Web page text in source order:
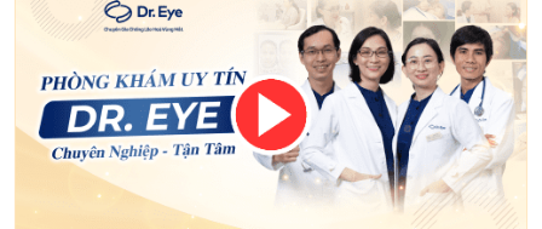
8.1. Nếp nhăn ở đuôi mắt nói lên điều gì?
8.2. Làm thế nào hạn chế xuất hiện vết chân
chim khi cười?
1. Vết chân chim là gì?
Vết chân chim (đường chân chim) lànếp nhăn